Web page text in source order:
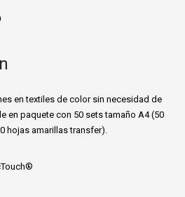
en textiles de color sin necesidad de
en paquete con 50 sets tamaño A4 (50
hojas amarillas transfer).